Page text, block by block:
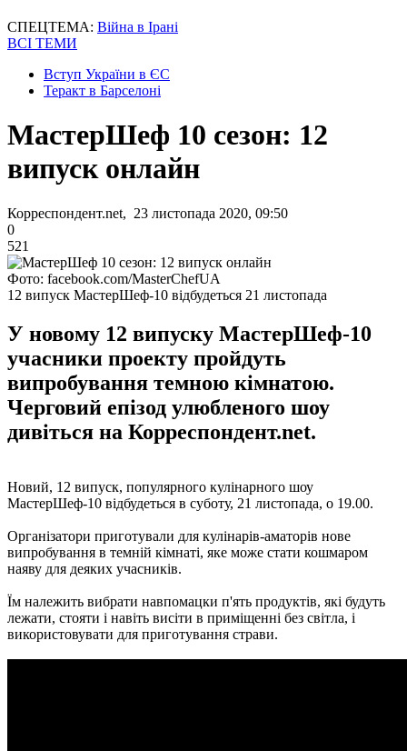
СПЕЦТЕМА: Війна в Ірані
ВСІ ТЕМИ
Вступ України в ЄС
Теракт в Барселоні
МастерШеф 10 сезон: 12
випуск онлайн
Корреспондент.net, 23 листопада 2020, 09:50
0
521
Фото: facebook.com/MasterChefUA
12 випуск МастерШеф-10 відбудеться 21 листопада
У новому 12 випуску МастерШеф-10
учасники проекту пройдуть
випробування темною кімнатою.
Черговий епізод улюбленого шоу
дивіться на Корреспондент.net.
Новий, 12 випуск, популярного кулінарного шоу
МастерШеф-10 відбудеться в суботу, 21 листопада, о 19.00.
Організатори приготували для кулінарів-аматорів нове
випробування в темній кімнаті, яке може стати кошмаром
наяву для деяких учасників.
Їм належить вибрати навпомацки п'ять продуктів, які будуть
лежати, стояти і навіть висіти в приміщенні без світла, і
використовувати для приготування страви.